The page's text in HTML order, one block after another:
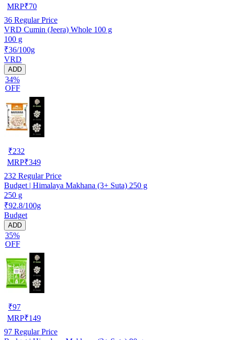
MRP₹70
36 Regular Price
VRD Cumin (Jeera) Whole 100 g
100 g
₹36/100g
VRD
ADD
34%
OFF
₹232
MRP₹349
232 Regular Price
Budget | Himalaya Makhana (3+ Suta) 250 g
250 g
₹92.8/100g
Budget
ADD
35%
OFF
₹97
MRP₹149
97 Regular Price